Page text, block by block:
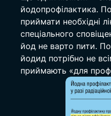
йодопрофілактика.
приймати необхідні
спеціального
йод не варто пити.
йодид потрібно не
приймають «для